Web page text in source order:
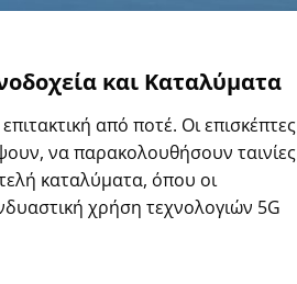
και Καταλύματα
από ποτέ. Οι επισκέπτες
να παρακολουθήσουν ταινίες
καταλύματα, όπου οι
χρήση τεχνολογιών 5G